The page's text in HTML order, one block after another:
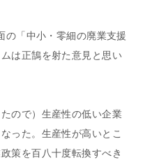
「中小・零細の廃業支援
は正鵠を射た意見と思い
ので）生産性の低い企業
った。生産性が高いとこ
策を百八十度転換すべき